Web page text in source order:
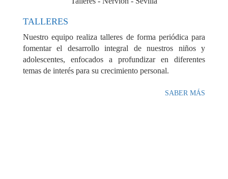
TALLERES
Nuestro equipo realiza talleres de forma periódica para
fomentar el desarrollo integral de nuestros niños y
adolescentes, enfocados a profundizar en diferentes
temas de interés para su crecimiento personal.
SABER MÁS